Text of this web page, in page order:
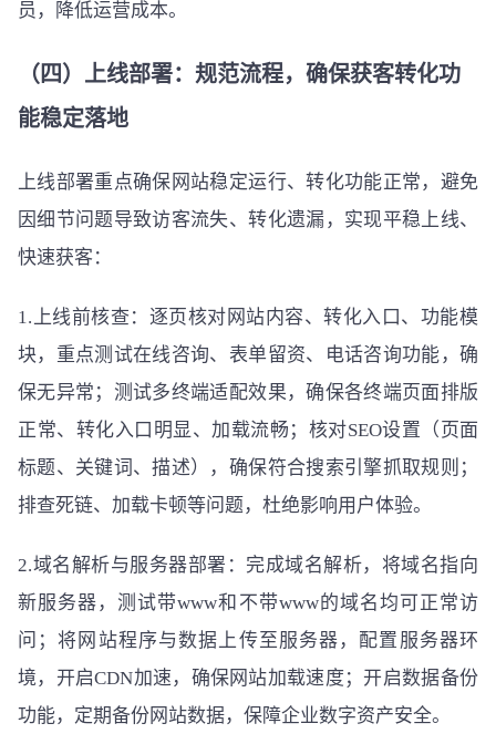
员，降低运营成本。
（四）上线部署：规范流程，确保获客转化功
能稳定落地
上线部署重点确保网站稳定运行、转化功能正常，避免
因细节问题导致访客流失、转化遗漏，实现平稳上线、
快速获客：
1.上线前核查：逐页核对网站内容、转化入口、功能模
块，重点测试在线咨询、表单留资、电话咨询功能，确
保无异常；测试多终端适配效果，确保各终端页面排版
正常、转化入口明显、加载流畅；核对SEO设置（页面
标题、关键词、描述），确保符合搜索引擎抓取规则；
排查死链、加载卡顿等问题，杜绝影响用户体验。
2.域名解析与服务器部署：完成域名解析，将域名指向
新服务器，测试带www和不带www的域名均可正常访
问；将网站程序与数据上传至服务器，配置服务器环
境，开启CDN加速，确保网站加载速度；开启数据备份
功能，定期备份网站数据，保障企业数字资产安全。